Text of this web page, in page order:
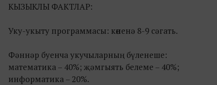
КЫЗЫКЛЫ ФАКТЛАР:
Уку-укыту программасы: көненә 8-9 сәгать.
Фәннәр буенча укучыларның бүленеше:
математика – 40%; җәмгыять белеме – 40%;
информатика – 20%.